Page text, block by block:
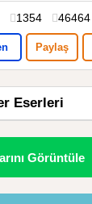
1354 46464
Paylaş
Eserleri
Görüntüle